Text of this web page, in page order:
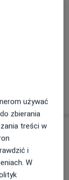
używać
zbierania
treści w
i
W